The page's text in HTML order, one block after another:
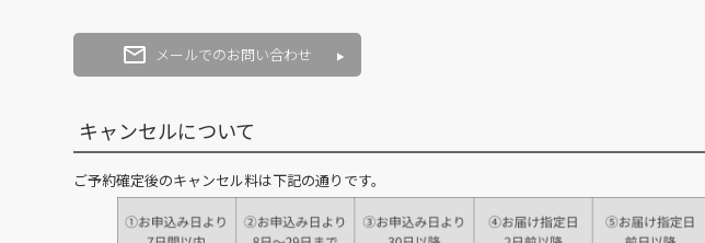
メールでのお問い合わせ
キャンセルについて
ご予約確定後のキャンセル料は下記の通りです。